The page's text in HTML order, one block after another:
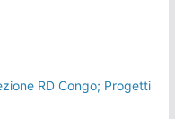
RD Congo; Progetti